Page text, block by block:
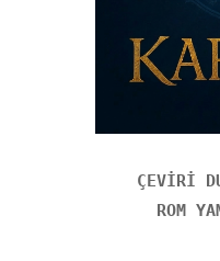
ÇEVİRİ
ROM